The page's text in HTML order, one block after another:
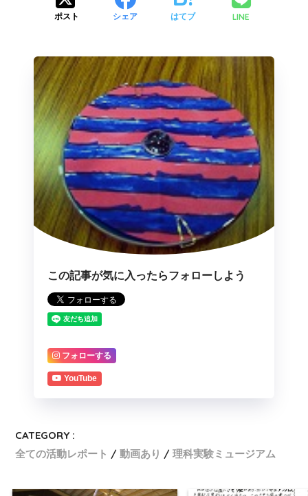
ポスト シェア はてブ LINE
この記事が気に入ったらフォローしよう
フォローする
YouTube
CATEGORY :
全ての活動レポート
動画あり 理科実験ミュージアム